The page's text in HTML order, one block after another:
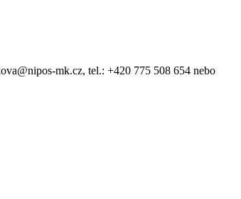
mk.cz, tel.: +420 775 508 654 nebo